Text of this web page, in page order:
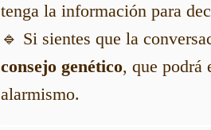
tenga la información para
🔹 Si sientes que la
consejo genético, que podrá
alarmismo.